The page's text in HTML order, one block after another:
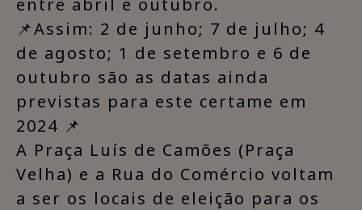
📌Assim: 2 de junho; 7 de julho; 4
de agosto; 1 de setembro e 6 de
outubro são as datas ainda
previstas para este certame em
2024 📌
A Praça Luís de Camões (Praça
Velha) e a Rua do Comércio voltam
a ser os locais de eleição para os